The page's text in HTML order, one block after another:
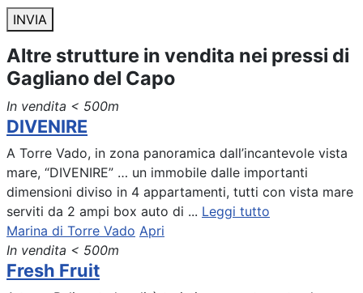
INVIA
Altre strutture in vendita nei pressi di
Gagliano del Capo
In vendita < 500m
DIVENIRE
A Torre Vado, in zona panoramica dall’incantevole vista
mare, “DIVENIRE” … un immobile dalle importanti
dimensioni diviso in 4 appartamenti, tutti con vista mare
serviti da 2 ampi box auto di ... Leggi tutto
Marina di Torre Vado Apri
In vendita < 500m
Fresh Fruit